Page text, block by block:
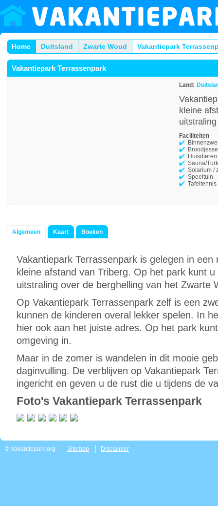
Home Duitsland Zwarte Woud Vakantiepark
Vakantiepark Terrassenpark
Land:
kleine
Faciliteiten
Sauna/
Solarium /
Speeltuin
Tafeltennis
Algemeen Kaart Boeken
Vakantiepark Terrassenpark is gelegen in
kleine afstand van Triberg. Op het park kunt
uitstraling over de berghelling van het Zwarte
Op Vakantiepark Terrassenpark zelf is een
kunnen de kinderen overal lekker spelen. In
hier ook aan het juiste adres. Op het park
omgeving in.
Maar in de zomer is wandelen in dit mooie
daginvulling. De verblijven op Vakantiepark
ingericht en geven u de rust die u tijdens de
Foto's Vakantiepark Terrassenpark
© Vakantiepark.org Sitemap Disclaimer